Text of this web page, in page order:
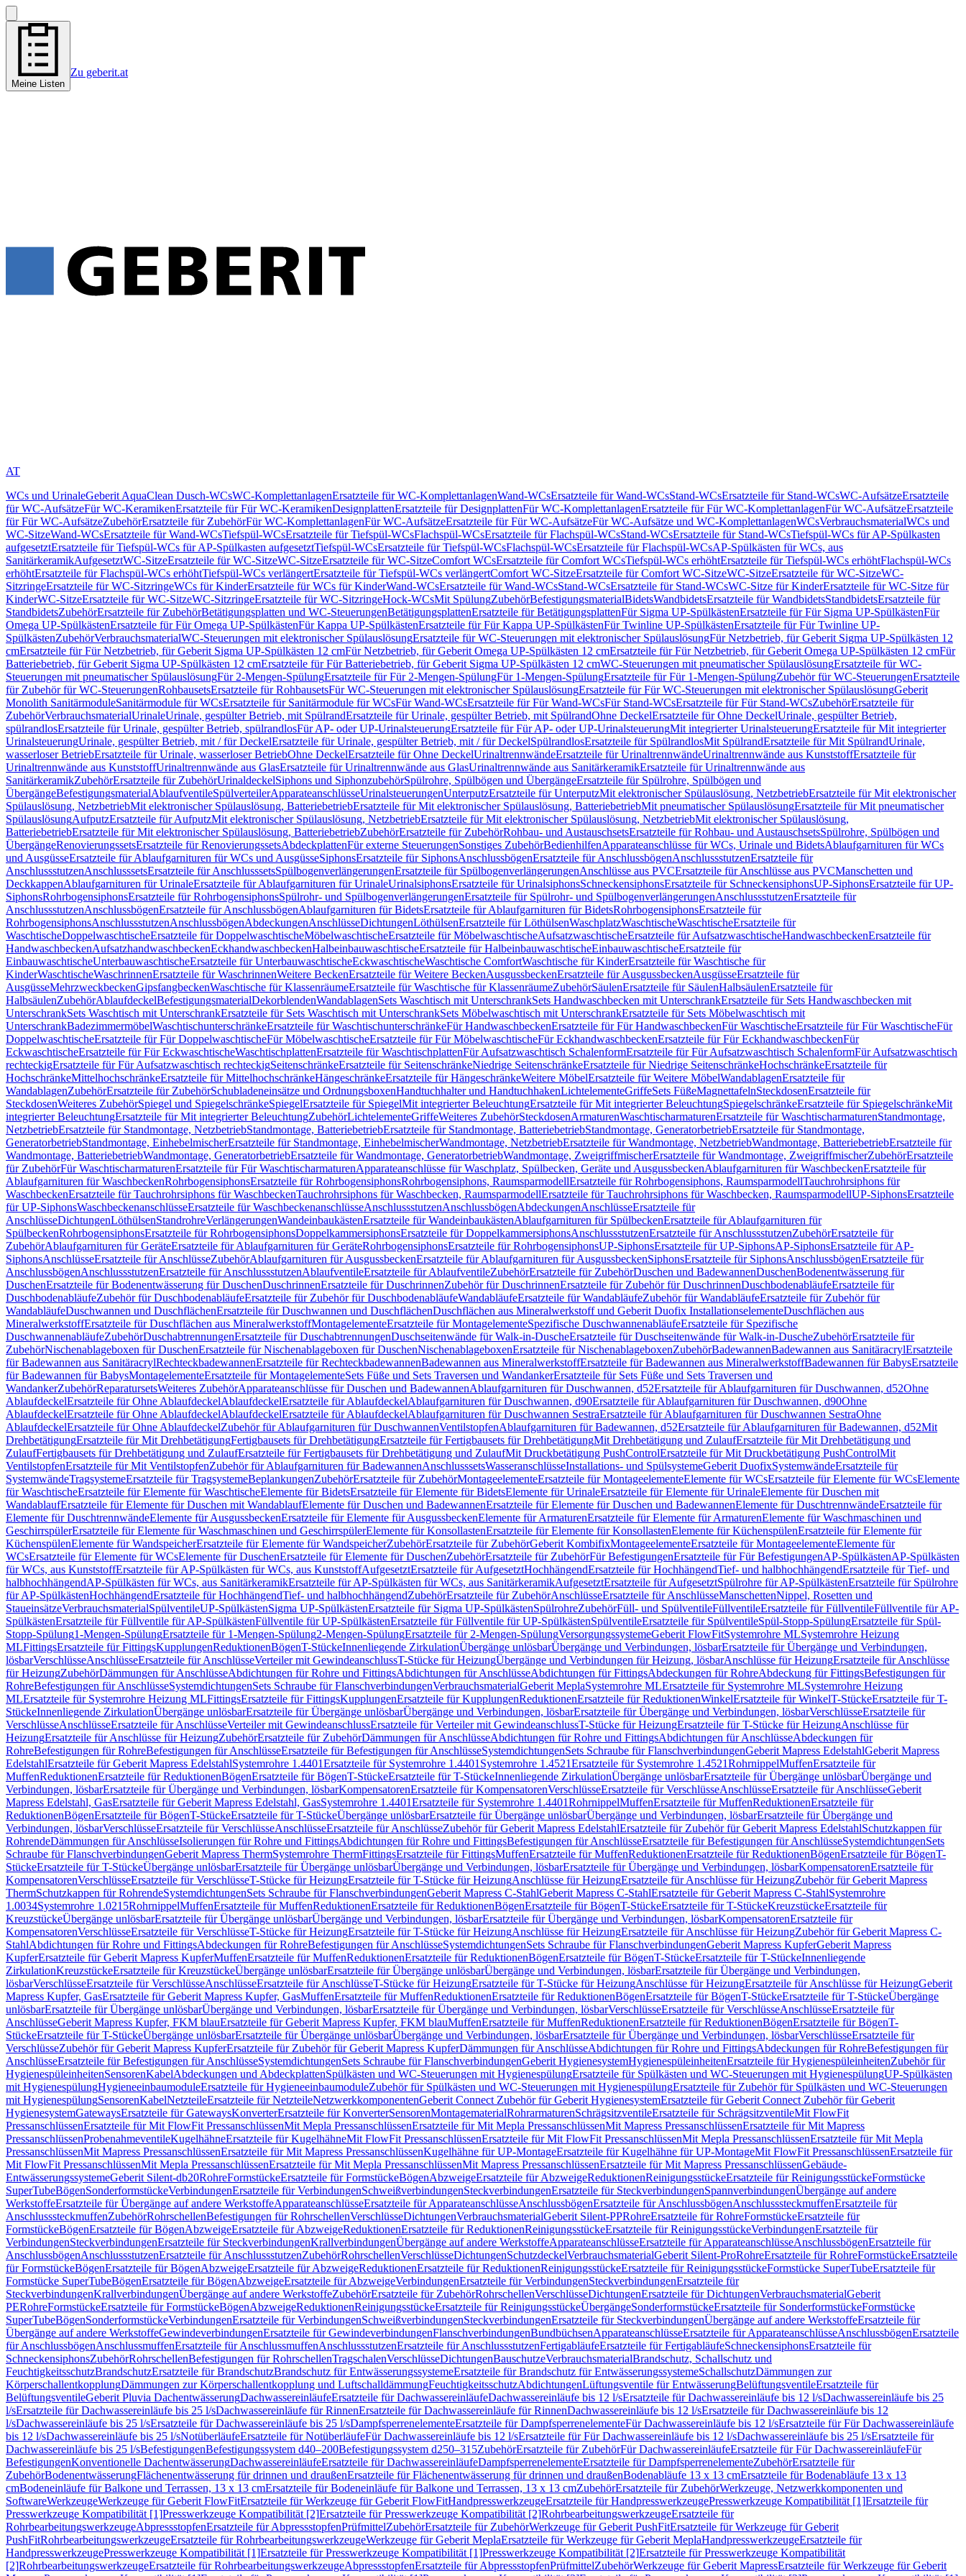
Meine Listen
Zu geberit.at
AT
WCs und UrinaleGeberit AquaClean Dusch-WCsWC-KomplettanlagenErsatzteile für WC-KomplettanlagenWand-WCsErsatzteile für Wand-WCsStand-WCsErsatzteile für Stand-WCsWC-AufsätzeErsatzteile
für WC-AufsätzeFür WC-KeramikenErsatzteile für Für WC-KeramikenDesignplattenErsatzteile für DesignplattenFür WC-KomplettanlagenErsatzteile für Für WC-KomplettanlagenFür WC-AufsätzeErsatzteile
für Für WC-AufsätzeZubehörErsatzteile für ZubehörFür WC-KomplettanlagenFür WC-AufsätzeErsatzteile für Für WC-AufsätzeFür WC-Aufsätze und WC-KomplettanlagenWCsVerbrauchsmaterialWCs und
WC-SitzeWand-WCsErsatzteile für Wand-WCsTiefspül-WCsErsatzteile für Tiefspül-WCsFlachspül-WCsErsatzteile für Flachspül-WCsStand-WCsErsatzteile für Stand-WCsTiefspül-WCs für AP-Spülkasten
aufgesetztErsatzteile für Tiefspül-WCs für AP-Spülkasten aufgesetztTiefspül-WCsErsatzteile für Tiefspül-WCsFlachspül-WCsErsatzteile für Flachspül-WCsAP-Spülkästen für WCs, aus
SanitärkeramikAufgesetztWC-SitzeErsatzteile für WC-SitzeWC-SitzeErsatzteile für WC-SitzeComfort WCsErsatzteile für Comfort WCsTiefspül-WCs erhöhtErsatzteile für Tiefspül-WCs erhöhtFlachspül-WCs
erhöhtErsatzteile für Flachspül-WCs erhöhtTiefspül-WCs verlängertErsatzteile für Tiefspül-WCs verlängertComfort WC-SitzeErsatzteile für Comfort WC-SitzeWC-SitzeErsatzteile für WC-SitzeWC-
SitzringeErsatzteile für WC-SitzringeWCs für KinderErsatzteile für WCs für KinderWand-WCsErsatzteile für Wand-WCsStand-WCsErsatzteile für Stand-WCsWC-Sitze für KinderErsatzteile für WC-Sitze für
KinderWC-SitzeErsatzteile für WC-SitzeWC-SitzringeErsatzteile für WC-SitzringeHock-WCsMit SpülungZubehörBefestigungsmaterialBidetsWandbidetsErsatzteile für WandbidetsStandbidetsErsatzteile für
StandbidetsZubehörErsatzteile für ZubehörBetätigungsplatten und WC-SteuerungenBetätigungsplattenErsatzteile für BetätigungsplattenFür Sigma UP-SpülkästenErsatzteile für Für Sigma UP-SpülkästenFür
Omega UP-SpülkästenErsatzteile für Für Omega UP-SpülkästenFür Kappa UP-SpülkästenErsatzteile für Für Kappa UP-SpülkästenFür Twinline UP-SpülkästenErsatzteile für Für Twinline UP-
SpülkästenZubehörVerbrauchsmaterialWC-Steuerungen mit elektronischer SpülauslösungErsatzteile für WC-Steuerungen mit elektronischer SpülauslösungFür Netzbetrieb, für Geberit Sigma UP-Spülkästen 12
cmErsatzteile für Für Netzbetrieb, für Geberit Sigma UP-Spülkästen 12 cmFür Netzbetrieb, für Geberit Omega UP-Spülkästen 12 cmErsatzteile für Für Netzbetrieb, für Geberit Omega UP-Spülkästen 12 cmFür
Batteriebetrieb, für Geberit Sigma UP-Spülkästen 12 cmErsatzteile für Für Batteriebetrieb, für Geberit Sigma UP-Spülkästen 12 cmWC-Steuerungen mit pneumatischer SpülauslösungErsatzteile für WC-
Steuerungen mit pneumatischer SpülauslösungFür 2-Mengen-SpülungErsatzteile für Für 2-Mengen-SpülungFür 1-Mengen-SpülungErsatzteile für Für 1-Mengen-SpülungZubehör für WC-SteuerungenErsatzteile
für Zubehör für WC-SteuerungenRohbausetsErsatzteile für RohbausetsFür WC-Steuerungen mit elektronischer SpülauslösungErsatzteile für Für WC-Steuerungen mit elektronischer SpülauslösungGeberit
Monolith SanitärmoduleSanitärmodule für WCsErsatzteile für Sanitärmodule für WCsFür Wand-WCsErsatzteile für Für Wand-WCsFür Stand-WCsErsatzteile für Für Stand-WCsZubehörErsatzteile für
ZubehörVerbrauchsmaterialUrinaleUrinale, gespülter Betrieb, mit SpülrandErsatzteile für Urinale, gespülter Betrieb, mit SpülrandOhne DeckelErsatzteile für Ohne DeckelUrinale, gespülter Betrieb,
spülrandlosErsatzteile für Urinale, gespülter Betrieb, spülrandlosFür AP- oder UP-UrinalsteuerungErsatzteile für Für AP- oder UP-UrinalsteuerungMit integrierter UrinalsteuerungErsatzteile für Mit integrierter
UrinalsteuerungUrinale, gespülter Betrieb, mit / für DeckelErsatzteile für Urinale, gespülter Betrieb, mit / für DeckelSpülrandlosErsatzteile für SpülrandlosMit SpülrandErsatzteile für Mit SpülrandUrinale,
wasserloser BetriebErsatzteile für Urinale, wasserloser BetriebOhne DeckelErsatzteile für Ohne DeckelUrinaltrennwändeErsatzteile für UrinaltrennwändeUrinaltrennwände aus KunststoffErsatzteile für
Urinaltrennwände aus KunststoffUrinaltrennwände aus GlasErsatzteile für Urinaltrennwände aus GlasUrinaltrennwände aus SanitärkeramikErsatzteile für Urinaltrennwände aus
SanitärkeramikZubehörErsatzteile für ZubehörUrinaldeckelSiphons und SiphonzubehörSpülrohre, Spülbögen und ÜbergängeErsatzteile für Spülrohre, Spülbögen und
ÜbergängeBefestigungsmaterialAblaufventileSpülverteilerApparateanschlüsseUrinalsteuerungenUnterputzErsatzteile für UnterputzMit elektronischer Spülauslösung, NetzbetriebErsatzteile für Mit elektronischer
Spülauslösung, NetzbetriebMit elektronischer Spülauslösung, BatteriebetriebErsatzteile für Mit elektronischer Spülauslösung, BatteriebetriebMit pneumatischer SpülauslösungErsatzteile für Mit pneumatischer
SpülauslösungAufputzErsatzteile für AufputzMit elektronischer Spülauslösung, NetzbetriebErsatzteile für Mit elektronischer Spülauslösung, NetzbetriebMit elektronischer Spülauslösung,
BatteriebetriebErsatzteile für Mit elektronischer Spülauslösung, BatteriebetriebZubehörErsatzteile für ZubehörRohbau- und AustauschsetsErsatzteile für Rohbau- und AustauschsetsSpülrohre, Spülbögen und
ÜbergängeRenovierungssetsErsatzteile für RenovierungssetsAbdeckplattenFür externe SteuerungenSonstiges ZubehörBedienhilfenApparateanschlüsse für WCs, Urinale und BidetsAblaufgarnituren für WCs
und AusgüsseErsatzteile für Ablaufgarnituren für WCs und AusgüsseSiphonsErsatzteile für SiphonsAnschlussbögenErsatzteile für AnschlussbögenAnschlussstutzenErsatzteile für
AnschlussstutzenAnschlusssetsErsatzteile für AnschlusssetsSpülbogenverlängerungenErsatzteile für SpülbogenverlängerungenAnschlüsse aus PVCErsatzteile für Anschlüsse aus PVCManschetten und
DeckkappenAblaufgarnituren für UrinaleErsatzteile für Ablaufgarnituren für UrinaleUrinalsiphonsErsatzteile für UrinalsiphonsSchneckensiphonsErsatzteile für SchneckensiphonsUP-SiphonsErsatzteile für UP-
SiphonsRohrbogensiphonsErsatzteile für RohrbogensiphonsSpülrohr- und SpülbogenverlängerungenErsatzteile für Spülrohr- und SpülbogenverlängerungenAnschlussstutzenErsatzteile für
AnschlussstutzenAnschlussbögenErsatzteile für AnschlussbögenAblaufgarnituren für BidetsErsatzteile für Ablaufgarnituren für BidetsRohrbogensiphonsErsatzteile für
RohrbogensiphonsAnschlussstutzenAnschlussbögenAbdeckungenAnschlüsseDichtungenLöthülsenErsatzteile für LöthülsenWaschplatzWaschtischeWaschtischeErsatzteile für
WaschtischeDoppelwaschtischeErsatzteile für DoppelwaschtischeMöbelwaschtischeErsatzteile für MöbelwaschtischeAufsatzwaschtischeErsatzteile für AufsatzwaschtischeHandwaschbeckenErsatzteile für
HandwaschbeckenAufsatzhandwaschbeckenEckhandwaschbeckenHalbeinbauwaschtischeErsatzteile für HalbeinbauwaschtischeEinbauwaschtischeErsatzteile für
EinbauwaschtischeUnterbauwaschtischeErsatzteile für UnterbauwaschtischeEckwaschtischeWaschtische ComfortWaschtische für KinderErsatzteile für Waschtische für
KinderWaschtischeWaschrinnenErsatzteile für WaschrinnenWeitere BeckenErsatzteile für Weitere BeckenAusgussbeckenErsatzteile für AusgussbeckenAusgüsseErsatzteile für
AusgüsseMehrzweckbeckenGipsfangbeckenWaschtische für KlassenräumeErsatzteile für Waschtische für KlassenräumeZubehörSäulenErsatzteile für SäulenHalbsäulenErsatzteile für
HalbsäulenZubehörAblaufdeckelBefestigungsmaterialDekorblendenWandablagenSets Waschtisch mit UnterschrankSets Handwaschbecken mit UnterschrankErsatzteile für Sets Handwaschbecken mit
UnterschrankSets Waschtisch mit UnterschrankErsatzteile für Sets Waschtisch mit UnterschrankSets Möbelwaschtisch mit UnterschrankErsatzteile für Sets Möbelwaschtisch mit
UnterschrankBadezimmermöbelWaschtischunterschränkeErsatzteile für WaschtischunterschränkeFür HandwaschbeckenErsatzteile für Für HandwaschbeckenFür WaschtischeErsatzteile für Für WaschtischeFür
DoppelwaschtischeErsatzteile für Für DoppelwaschtischeFür MöbelwaschtischeErsatzteile für Für MöbelwaschtischeFür EckhandwaschbeckenErsatzteile für Für EckhandwaschbeckenFür
EckwaschtischeErsatzteile für Für EckwaschtischeWaschtischplattenErsatzteile für WaschtischplattenFür Aufsatzwaschtisch SchalenformErsatzteile für Für Aufsatzwaschtisch SchalenformFür Aufsatzwaschtisch
rechteckigErsatzteile für Für Aufsatzwaschtisch rechteckigSeitenschränkeErsatzteile für SeitenschränkeNiedrige SeitenschränkeErsatzteile für Niedrige SeitenschränkeHochschränkeErsatzteile für
HochschränkeMittelhochschränkeErsatzteile für MittelhochschränkeHängeschränkeErsatzteile für HängeschränkeWeitere MöbelErsatzteile für Weitere MöbelWandablagenErsatzteile für
WandablagenZubehörErsatzteile für ZubehörSchubladeneinsätze und OrdnungsboxenHandtuchhalter und HandtuchhakenLichtelementeGriffeSets FüßeMagnettafelnSteckdosenErsatzteile für
SteckdosenWeiteres ZubehörSpiegel und SpiegelschränkeSpiegelErsatzteile für SpiegelMit integrierter BeleuchtungErsatzteile für Mit integrierter BeleuchtungSpiegelschränkeErsatzteile für SpiegelschränkeMit
integrierter BeleuchtungErsatzteile für Mit integrierter BeleuchtungZubehörLichtelementeGriffeWeiteres ZubehörSteckdosenArmaturenWaschtischarmaturenErsatzteile für WaschtischarmaturenStandmontage,
NetzbetriebErsatzteile für Standmontage, NetzbetriebStandmontage, BatteriebetriebErsatzteile für Standmontage, BatteriebetriebStandmontage, GeneratorbetriebErsatzteile für Standmontage,
GeneratorbetriebStandmontage, EinhebelmischerErsatzteile für Standmontage, EinhebelmischerWandmontage, NetzbetriebErsatzteile für Wandmontage, NetzbetriebWandmontage, BatteriebetriebErsatzteile für
Wandmontage, BatteriebetriebWandmontage, GeneratorbetriebErsatzteile für Wandmontage, GeneratorbetriebWandmontage, ZweigriffmischerErsatzteile für Wandmontage, ZweigriffmischerZubehörErsatzteile
für ZubehörFür WaschtischarmaturenErsatzteile für Für WaschtischarmaturenApparateanschlüsse für Waschplatz, Spülbecken, Geräte und AusgussbeckenAblaufgarnituren für WaschbeckenErsatzteile für
Ablaufgarnituren für WaschbeckenRohrbogensiphonsErsatzteile für RohrbogensiphonsRohrbogensiphons, RaumsparmodellErsatzteile für Rohrbogensiphons, RaumsparmodellTauchrohrsiphons für
WaschbeckenErsatzteile für Tauchrohrsiphons für WaschbeckenTauchrohrsiphons für Waschbecken, RaumsparmodellErsatzteile für Tauchrohrsiphons für Waschbecken, RaumsparmodellUP-SiphonsErsatzteile
für UP-SiphonsWaschbeckenanschlüsseErsatzteile für WaschbeckenanschlüsseAnschlussstutzenAnschlussbögenAbdeckungenAnschlüsseErsatzteile für
AnschlüsseDichtungenLöthülsenStandrohreVerlängerungenWandeinbaukästenErsatzteile für WandeinbaukästenAblaufgarnituren für SpülbeckenErsatzteile für Ablaufgarnituren für
SpülbeckenRohrbogensiphonsErsatzteile für RohrbogensiphonsDoppelkammersiphonsErsatzteile für DoppelkammersiphonsAnschlussstutzenErsatzteile für AnschlussstutzenZubehörErsatzteile für
ZubehörAblaufgarnituren für GeräteErsatzteile für Ablaufgarnituren für GeräteRohrbogensiphonsErsatzteile für RohrbogensiphonsUP-SiphonsErsatzteile für UP-SiphonsAP-SiphonsErsatzteile für AP-
SiphonsAnschlüsseErsatzteile für AnschlüsseZubehörAblaufgarnituren für AusgussbeckenErsatzteile für Ablaufgarnituren für AusgussbeckenSiphonsErsatzteile für SiphonsAnschlussbögenErsatzteile für
AnschlussbögenAnschlussstutzenErsatzteile für AnschlussstutzenAblaufventileErsatzteile für AblaufventileZubehörErsatzteile für ZubehörDuschen und BadewannenDuschenBodenentwässerung für
DuschenErsatzteile für Bodenentwässerung für DuschenDuschrinnenErsatzteile für DuschrinnenZubehör für DuschrinnenErsatzteile für Zubehör für DuschrinnenDuschbodenabläufeErsatzteile für
DuschbodenabläufeZubehör für DuschbodenabläufeErsatzteile für Zubehör für DuschbodenabläufeWandabläufeErsatzteile für WandabläufeZubehör für WandabläufeErsatzteile für Zubehör für
WandabläufeDuschwannen und DuschflächenErsatzteile für Duschwannen und DuschflächenDuschflächen aus Mineralwerkstoff und Geberit Duofix InstallationselementeDuschflächen aus
MineralwerkstoffErsatzteile für Duschflächen aus MineralwerkstoffMontagelementeErsatzteile für MontagelementeSpezifische DuschwannenabläufeErsatzteile für Spezifische
DuschwannenabläufeZubehörDuschabtrennungenErsatzteile für DuschabtrennungenDuschseitenwände für Walk-in-DuscheErsatzteile für Duschseitenwände für Walk-in-DuscheZubehörErsatzteile für
ZubehörNischenablageboxen für DuschenErsatzteile für Nischenablageboxen für DuschenNischenablageboxenErsatzteile für NischenablageboxenZubehörBadewannenBadewannen aus SanitäracrylErsatzteile
für Badewannen aus SanitäracrylRechteckbadewannenErsatzteile für RechteckbadewannenBadewannen aus MineralwerkstoffErsatzteile für Badewannen aus MineralwerkstoffBadewannen für BabysErsatzteile
für Badewannen für BabysMontagelementeErsatzteile für MontagelementeSets Füße und Sets Traversen und WandankerErsatzteile für Sets Füße und Sets Traversen und
WandankerZubehörReparatursetsWeiteres ZubehörApparateanschlüsse für Duschen und BadewannenAblaufgarnituren für Duschwannen, d52Ersatzteile für Ablaufgarnituren für Duschwannen, d52Ohne
AblaufdeckelErsatzteile für Ohne AblaufdeckelAblaufdeckelErsatzteile für AblaufdeckelAblaufgarnituren für Duschwannen, d90Ersatzteile für Ablaufgarnituren für Duschwannen, d90Ohne
AblaufdeckelErsatzteile für Ohne AblaufdeckelAblaufdeckelErsatzteile für AblaufdeckelAblaufgarnituren für Duschwannen SestraErsatzteile für Ablaufgarnituren für Duschwannen SestraOhne
AblaufdeckelErsatzteile für Ohne AblaufdeckelZubehör für Ablaufgarnituren für DuschwannenVentilstopfenAblaufgarnituren für Badewannen, d52Ersatzteile für Ablaufgarnituren für Badewannen, d52Mit
DrehbetätigungErsatzteile für Mit DrehbetätigungFertigbausets für DrehbetätigungErsatzteile für Fertigbausets für DrehbetätigungMit Drehbetätigung und ZulaufErsatzteile für Mit Drehbetätigung und
ZulaufFertigbausets für Drehbetätigung und ZulaufErsatzteile für Fertigbausets für Drehbetätigung und ZulaufMit Druckbetätigung PushControlErsatzteile für Mit Druckbetätigung PushControlMit
VentilstopfenErsatzteile für Mit VentilstopfenZubehör für Ablaufgarnituren für BadewannenAnschlusssetsWasseranschlüsseInstallations- und SpülsystemeGeberit DuofixSystemwändeErsatzteile für
SystemwändeTragsystemeErsatzteile für TragsystemeBeplankungenZubehörErsatzteile für ZubehörMontageelementeErsatzteile für MontageelementeElemente für WCsErsatzteile für Elemente für WCsElemente
für WaschtischeErsatzteile für Elemente für WaschtischeElemente für BidetsErsatzteile für Elemente für BidetsElemente für UrinaleErsatzteile für Elemente für UrinaleElemente für Duschen mit
WandablaufErsatzteile für Elemente für Duschen mit WandablaufElemente für Duschen und BadewannenErsatzteile für Elemente für Duschen und BadewannenElemente für DuschtrennwändeErsatzteile für
Elemente für DuschtrennwändeElemente für AusgussbeckenErsatzteile für Elemente für AusgussbeckenElemente für ArmaturenErsatzteile für Elemente für ArmaturenElemente für Waschmaschinen und
GeschirrspülerErsatzteile für Elemente für Waschmaschinen und GeschirrspülerElemente für KonsollastenErsatzteile für Elemente für KonsollastenElemente für KüchenspülenErsatzteile für Elemente für
KüchenspülenElemente für WandspeicherErsatzteile für Elemente für WandspeicherZubehörErsatzteile für ZubehörGeberit KombifixMontageelementeErsatzteile für MontageelementeElemente für
WCsErsatzteile für Elemente für WCsElemente für DuschenErsatzteile für Elemente für DuschenZubehörErsatzteile für ZubehörFür BefestigungenErsatzteile für Für BefestigungenAP-SpülkästenAP-Spülkästen
für WCs, aus KunststoffErsatzteile für AP-Spülkästen für WCs, aus KunststoffAufgesetztErsatzteile für AufgesetztHochhängendErsatzteile für HochhängendTief- und halbhochhängendErsatzteile für Tief- und
halbhochhängendAP-Spülkästen für WCs, aus SanitärkeramikErsatzteile für AP-Spülkästen für WCs, aus SanitärkeramikAufgesetztErsatzteile für AufgesetztSpülrohre für AP-SpülkästenErsatzteile für Spülrohre
für AP-SpülkästenHochhängendErsatzteile für HochhängendTief- und halbhochhängendZubehörErsatzteile für ZubehörAnschlüsseErsatzteile für AnschlüsseManschettenNippel, Rosetten und
StaueinsätzeVerbrauchsmaterialSpülventileUP-SpülkästenSigma UP-SpülkästenErsatzteile für Sigma UP-SpülkästenSpülrohreZubehörFüll- und SpülventileFüllventileErsatzteile für FüllventileFüllventile für AP-
SpülkästenErsatzteile für Füllventile für AP-SpülkästenFüllventile für UP-SpülkästenErsatzteile für Füllventile für UP-SpülkästenSpülventileErsatzteile für SpülventileSpül-Stopp-SpülungErsatzteile für Spül-
Stopp-Spülung1-Mengen-SpülungErsatzteile für 1-Mengen-Spülung2-Mengen-SpülungErsatzteile für 2-Mengen-SpülungVersorgungssystemeGeberit FlowFitSystemrohre MLSystemrohre Heizung
MLFittingsErsatzteile für FittingsKupplungenReduktionenBögenT-StückeInnenliegende ZirkulationÜbergänge unlösbarÜbergänge und Verbindungen, lösbarErsatzteile für Übergänge und Verbindungen,
lösbarVerschlüsseAnschlüsseErsatzteile für AnschlüsseVerteiler mit GewindeanschlussT-Stücke für HeizungÜbergänge und Verbindungen für Heizung, lösbarAnschlüsse für HeizungErsatzteile für Anschlüsse
für HeizungZubehörDämmungen für AnschlüsseAbdichtungen für Rohre und FittingsAbdichtungen für AnschlüsseAbdichtungen für FittingsAbdeckungen für RohreAbdeckung für FittingsBefestigungen für
RohreBefestigungen für AnschlüsseSystemdichtungenSets Schraube für FlanschverbindungenVerbrauchsmaterialGeberit MeplaSystemrohre MLErsatzteile für Systemrohre MLSystemrohre Heizung
MLErsatzteile für Systemrohre Heizung MLFittingsErsatzteile für FittingsKupplungenErsatzteile für KupplungenReduktionenErsatzteile für ReduktionenWinkelErsatzteile für WinkelT-StückeErsatzteile für T-
StückeInnenliegende ZirkulationÜbergänge unlösbarErsatzteile für Übergänge unlösbarÜbergänge und Verbindungen, lösbarErsatzteile für Übergänge und Verbindungen, lösbarVerschlüsseErsatzteile für
VerschlüsseAnschlüsseErsatzteile für AnschlüsseVerteiler mit GewindeanschlussErsatzteile für Verteiler mit GewindeanschlussT-Stücke für HeizungErsatzteile für T-Stücke für HeizungAnschlüsse für
HeizungErsatzteile für Anschlüsse für HeizungZubehörErsatzteile für ZubehörDämmungen für AnschlüsseAbdichtungen für Rohre und FittingsAbdichtungen für AnschlüsseAbdeckungen für
RohreBefestigungen für RohreBefestigungen für AnschlüsseErsatzteile für Befestigungen für AnschlüsseSystemdichtungenSets Schraube für FlanschverbindungenGeberit Mapress EdelstahlGeberit Mapress
EdelstahlErsatzteile für Geberit Mapress EdelstahlSystemrohre 1.4401Ersatzteile für Systemrohre 1.4401 Systemrohre 1.4521Ersatzteile für Systemrohre 1.4521RohrnippelMuffenErsatzteile für
MuffenReduktionenErsatzteile für ReduktionenBögenErsatzteile für BögenT-StückeErsatzteile für T-StückeInnenliegende ZirkulationÜbergänge unlösbarErsatzteile für Übergänge unlösbarÜbergänge und
Verbindungen, lösbarErsatzteile für Übergänge und Verbindungen, lösbarKompensatorenErsatzteile für KompensatorenVerschlüsseErsatzteile für VerschlüsseAnschlüsseErsatzteile für AnschlüsseGeberit
Mapress Edelstahl, GasErsatzteile für Geberit Mapress Edelstahl, GasSystemrohre 1.4401Ersatzteile für Systemrohre 1.4401RohrnippelMuffenErsatzteile für MuffenReduktionenErsatzteile für
ReduktionenBögenErsatzteile für BögenT-StückeErsatzteile für T-StückeÜbergänge unlösbarErsatzteile für Übergänge unlösbarÜbergänge und Verbindungen, lösbarErsatzteile für Übergänge und
Verbindungen, lösbarVerschlüsseErsatzteile für VerschlüsseAnschlüsseErsatzteile für AnschlüsseZubehör für Geberit Mapress EdelstahlErsatzteile für Zubehör für Geberit Mapress EdelstahlSchutzkappen für
RohrendeDämmungen für AnschlüsseIsolierungen für Rohre und FittingsAbdichtungen für Rohre und FittingsBefestigungen für AnschlüsseErsatzteile für Befestigungen für AnschlüsseSystemdichtungenSets
Schraube für FlanschverbindungenGeberit Mapress ThermSystemrohre ThermFittingsErsatzteile für FittingsMuffenErsatzteile für MuffenReduktionenErsatzteile für ReduktionenBögenErsatzteile für BögenT-
StückeErsatzteile für T-StückeÜbergänge unlösbarErsatzteile für Übergänge unlösbarÜbergänge und Verbindungen, lösbarErsatzteile für Übergänge und Verbindungen, lösbarKompensatorenErsatzteile für
KompensatorenVerschlüsseErsatzteile für VerschlüsseT-Stücke für HeizungErsatzteile für T-Stücke für HeizungAnschlüsse für HeizungErsatzteile für Anschlüsse für HeizungZubehör für Geberit Mapress
ThermSchutzkappen für RohrendeSystemdichtungenSets Schraube für FlanschverbindungenGeberit Mapress C-StahlGeberit Mapress C-StahlErsatzteile für Geberit Mapress C-StahlSystemrohre
1.0034Systemrohre 1.0215RohrnippelMuffenErsatzteile für MuffenReduktionenErsatzteile für ReduktionenBögenErsatzteile für BögenT-StückeErsatzteile für T-StückeKreuzstückeErsatzteile für
KreuzstückeÜbergänge unlösbarErsatzteile für Übergänge unlösbarÜbergänge und Verbindungen, lösbarErsatzteile für Übergänge und Verbindungen, lösbarKompensatorenErsatzteile für
KompensatorenVerschlüsseErsatzteile für VerschlüsseT-Stücke für HeizungErsatzteile für T-Stücke für HeizungAnschlüsse für HeizungErsatzteile für Anschlüsse für HeizungZubehör für Geberit Mapress C-
StahlAbdichtungen für Rohre und FittingsAbdeckungen für RohreBefestigungen für AnschlüsseSystemdichtungenSets Schraube für FlanschverbindungenGeberit Mapress KupferGeberit Mapress
KupferErsatzteile für Geberit Mapress KupferMuffenErsatzteile für MuffenReduktionenErsatzteile für ReduktionenBögenErsatzteile für BögenT-StückeErsatzteile für T-StückeInnenliegende
ZirkulationKreuzstückeErsatzteile für KreuzstückeÜbergänge unlösbarErsatzteile für Übergänge unlösbarÜbergänge und Verbindungen, lösbarErsatzteile für Übergänge und Verbindungen,
lösbarVerschlüsseErsatzteile für VerschlüsseAnschlüsseErsatzteile für AnschlüsseT-Stücke für HeizungErsatzteile für T-Stücke für HeizungAnschlüsse für HeizungErsatzteile für Anschlüsse für HeizungGeberit
Mapress Kupfer, GasErsatzteile für Geberit Mapress Kupfer, GasMuffenErsatzteile für MuffenReduktionenErsatzteile für ReduktionenBögenErsatzteile für BögenT-StückeErsatzteile für T-StückeÜbergänge
unlösbarErsatzteile für Übergänge unlösbarÜbergänge und Verbindungen, lösbarErsatzteile für Übergänge und Verbindungen, lösbarVerschlüsseErsatzteile für VerschlüsseAnschlüsseErsatzteile für
AnschlüsseGeberit Mapress Kupfer, FKM blauErsatzteile für Geberit Mapress Kupfer, FKM blauMuffenErsatzteile für MuffenReduktionenErsatzteile für ReduktionenBögenErsatzteile für BögenT-
StückeErsatzteile für T-StückeÜbergänge unlösbarErsatzteile für Übergänge unlösbarÜbergänge und Verbindungen, lösbarErsatzteile für Übergänge und Verbindungen, lösbarVerschlüsseErsatzteile für
VerschlüsseZubehör für Geberit Mapress KupferErsatzteile für Zubehör für Geberit Mapress KupferDämmungen für AnschlüsseAbdichtungen für Rohre und FittingsAbdeckungen für RohreBefestigungen für
AnschlüsseErsatzteile für Befestigungen für AnschlüsseSystemdichtungenSets Schraube für FlanschverbindungenGeberit HygienesystemHygienespüleinheitenErsatzteile für HygienespüleinheitenZubehör für
HygienespüleinheitenSensorenKabelAbdeckungen und AbdeckplattenSpülkästen und WC-Steuerungen mit HygienespülungErsatzteile für Spülkästen und WC-Steuerungen mit HygienespülungUP-Spülkästen
mit HygienespülungHygieneeinbaumoduleErsatzteile für HygieneeinbaumoduleZubehör für Spülkästen und WC-Steuerungen mit HygienespülungErsatzteile für Zubehör für Spülkästen und WC-Steuerungen
mit HygienespülungSensorenKabelNetzteileErsatzteile für NetzteileNetzwerkkomponentenGeberit Connect Zubehör für Geberit HygienesystemErsatzteile für Geberit Connect Zubehör für Geberit
HygienesystemGatewaysErsatzteile für GatewaysKonverterErsatzteile für KonverterSensorenMontagematerialRohrarmaturenSchrägsitzventileErsatzteile für SchrägsitzventileMit FlowFit
PressanschlüssenErsatzteile für Mit FlowFit PressanschlüssenMit Mepla PressanschlüssenErsatzteile für Mit Mepla PressanschlüssenMit Mapress PressanschlüssenErsatzteile für Mit Mapress
PressanschlüssenProbenahmeventileKugelhähneErsatzteile für KugelhähneMit FlowFit PressanschlüssenErsatzteile für Mit FlowFit PressanschlüssenMit Mepla PressanschlüssenErsatzteile für Mit Mepla
PressanschlüssenMit Mapress PressanschlüssenErsatzteile für Mit Mapress PressanschlüssenKugelhähne für UP-MontageErsatzteile für Kugelhähne für UP-MontageMit FlowFit PressanschlüssenErsatzteile für
Mit FlowFit PressanschlüssenMit Mepla PressanschlüssenErsatzteile für Mit Mepla PressanschlüssenMit Mapress PressanschlüssenErsatzteile für Mit Mapress PressanschlüssenGebäude-
EntwässerungssystemeGeberit Silent-db20RohreFormstückeErsatzteile für FormstückeBögenAbzweigeErsatzteile für AbzweigeReduktionenReinigungsstückeErsatzteile für ReinigungsstückeFormstücke
SuperTubeBögenSonderformstückeVerbindungenErsatzteile für VerbindungenSchweißverbindungenSteckverbindungenErsatzteile für SteckverbindungenSpannverbindungenÜbergänge auf andere
WerkstoffeErsatzteile für Übergänge auf andere WerkstoffeApparateanschlüsseErsatzteile für ApparateanschlüsseAnschlussbögenErsatzteile für AnschlussbögenAnschlusssteckmuffenErsatzteile für
AnschlusssteckmuffenZubehörRohrschellenBefestigungen für RohrschellenVerschlüsseDichtungenVerbrauchsmaterialGeberit Silent-PPRohreErsatzteile für RohreFormstückeErsatzteile für
FormstückeBögenErsatzteile für BögenAbzweigeErsatzteile für AbzweigeReduktionenErsatzteile für ReduktionenReinigungsstückeErsatzteile für ReinigungsstückeVerbindungenErsatzteile für
VerbindungenSteckverbindungenErsatzteile für SteckverbindungenKrallverbindungenÜbergänge auf andere WerkstoffeApparateanschlüsseErsatzteile für ApparateanschlüsseAnschlussbögenErsatzteile für
AnschlussbögenAnschlussstutzenErsatzteile für AnschlussstutzenZubehörRohrschellenVerschlüsseDichtungenSchutzdeckelVerbrauchsmaterialGeberit Silent-ProRohreErsatzteile für RohreFormstückeErsatzteile
für FormstückeBögenErsatzteile für BögenAbzweigeErsatzteile für AbzweigeReduktionenErsatzteile für ReduktionenReinigungsstückeErsatzteile für ReinigungsstückeFormstücke SuperTubeErsatzteile für
Formstücke SuperTubeBögenErsatzteile für BögenAbzweigeErsatzteile für AbzweigeVerbindungenErsatzteile für VerbindungenSteckverbindungenErsatzteile für
SteckverbindungenKrallverbindungenÜbergänge auf andere WerkstoffeZubehörErsatzteile für ZubehörRohrschellenVerschlüsseDichtungenErsatzteile für DichtungenVerbrauchsmaterialGeberit
PERohreFormstückeErsatzteile für FormstückeBögenAbzweigeReduktionenReinigungsstückeErsatzteile für ReinigungsstückeÜbergängeSonderformstückeErsatzteile für SonderformstückeFormstücke
SuperTubeBögenSonderformstückeVerbindungenErsatzteile für VerbindungenSchweißverbindungenSteckverbindungenErsatzteile für SteckverbindungenÜbergänge auf andere WerkstoffeErsatzteile für
Übergänge auf andere WerkstoffeGewindeverbindungenErsatzteile für GewindeverbindungenFlanschverbindungenBundbüchsenApparateanschlüsseErsatzteile für ApparateanschlüsseAnschlussbögenErsatzteile
für AnschlussbögenAnschlussmuffenErsatzteile für AnschlussmuffenAnschlussstutzenErsatzteile für AnschlussstutzenFertigabläufeErsatzteile für FertigabläufeSchneckensiphonsErsatzteile für
SchneckensiphonsZubehörRohrschellenBefestigungen für RohrschellenTragschalenVerschlüsseDichtungenBauschutzeVerbrauchsmaterialBrandschutz, Schallschutz und
FeuchtigkeitsschutzBrandschutzErsatzteile für BrandschutzBrandschutz für EntwässerungssystemeErsatzteile für Brandschutz für EntwässerungssystemeSchallschutzDämmungen zur
KörperschallentkopplungDämmungen zur Körperschallentkopplung und LuftschalldämmungFeuchtigkeitsschutzAbdichtungenLüftungsventile für EntwässerungBelüftungsventileErsatzteile für
BelüftungsventileGeberit Pluvia DachentwässerungDachwassereinläufeErsatzteile für DachwassereinläufeDachwassereinläufe bis 12 l/sErsatzteile für Dachwassereinläufe bis 12 l/sDachwassereinläufe bis 25
l/sErsatzteile für Dachwassereinläufe bis 25 l/sDachwassereinläufe für RinnenErsatzteile für Dachwassereinläufe für RinnenDachwassereinläufe bis 12 l/sErsatzteile für Dachwassereinläufe bis 12
l/sDachwassereinläufe bis 25 l/sErsatzteile für Dachwassereinläufe bis 25 l/sDampfsperrenelementeErsatzteile für DampfsperrenelementeFür Dachwassereinläufe bis 12 l/sErsatzteile für Für Dachwassereinläufe
bis 12 l/sDachwassereinläufe bis 25 l/sNotüberläufeErsatzteile für NotüberläufeFür Dachwassereinläufe bis 12 l/sErsatzteile für Für Dachwassereinläufe bis 12 l/sDachwassereinläufe bis 25 l/sErsatzteile für
Dachwassereinläufe bis 25 l/sBefestigungenBefestigungssystem d40–200Befestigungssystem d250–315ZubehörErsatzteile für ZubehörFür DachwassereinläufeErsatzteile für Für DachwassereinläufeFür
BefestigungenKonventionelle DachentwässerungDachwassereinläufeErsatzteile für DachwassereinläufeDampfsperrenelementeErsatzteile für DampfsperrenelementeZubehörErsatzteile für
ZubehörBodenentwässerungFlächenentwässerung für drinnen und draußenErsatzteile für Flächenentwässerung für drinnen und draußenBodenabläufe 13 x 13 cmErsatzteile für Bodenabläufe 13 x 13
cmBodeneinläufe für Balkone und Terrassen, 13 x 13 cmErsatzteile für Bodeneinläufe für Balkone und Terrassen, 13 x 13 cmZubehörErsatzteile für ZubehörWerkzeuge, Netzwerkkomponenten und
SoftwareWerkzeugeWerkzeuge für Geberit FlowFitErsatzteile für Werkzeuge für Geberit FlowFitHandpresswerkzeugeErsatzteile für HandpresswerkzeugePresswerkzeuge Kompatibilität [1]Ersatzteile für
Presswerkzeuge Kompatibilität [1]Presswerkzeuge Kompatibilität [2]Ersatzteile für Presswerkzeuge Kompatibilität [2]RohrbearbeitungswerkzeugeErsatzteile für
RohrbearbeitungswerkzeugeAbpressstopfenErsatzteile für AbpressstopfenPrüfmittelZubehörErsatzteile für ZubehörWerkzeuge für Geberit PushFitErsatzteile für Werkzeuge für Geberit
PushFitRohrbearbeitungswerkzeugeErsatzteile für RohrbearbeitungswerkzeugeWerkzeuge für Geberit MeplaErsatzteile für Werkzeuge für Geberit MeplaHandpresswerkzeugeErsatzteile für
HandpresswerkzeugePresswerkzeuge Kompatibilität [1]Ersatzteile für Presswerkzeuge Kompatibilität [1]Presswerkzeuge Kompatibilität [2]Ersatzteile für Presswerkzeuge Kompatibilität
[2]RohrbearbeitungswerkzeugeErsatzteile für RohrbearbeitungswerkzeugeAbpressstopfenErsatzteile für AbpressstopfenPrüfmittelZubehörWerkzeuge für Geberit MapressErsatzteile für Werkzeuge für Geberit